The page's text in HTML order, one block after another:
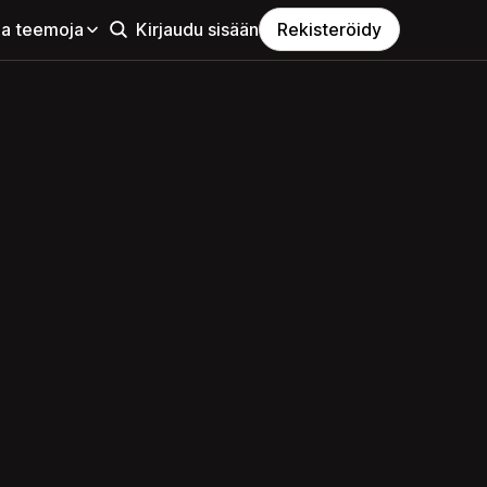
teemoja Kirjaudu sisään Rekisteröidy